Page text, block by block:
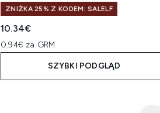
ZNIŻKA 25% Z KODEM: SALELF
10.34€
0.94€ za GRM
SZYBKI PODGLĄD